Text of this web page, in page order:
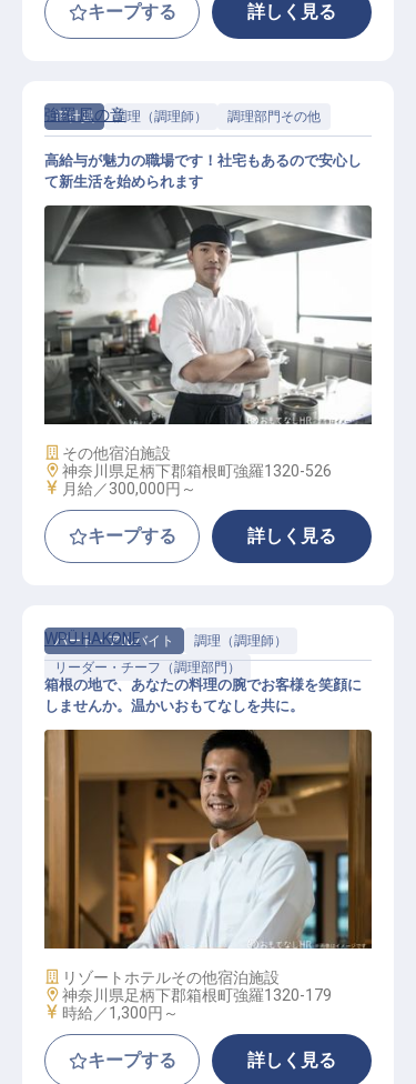
キープする 詳しく見る
正社員 調理（調理師） 調理部門その他
調理スタッフ
強羅 風の音
高給与が魅力の職場です！社宅もあるので安心し
て新生活を始められます
施設業態
その他宿泊施設
勤務地
神奈川県足柄下郡箱根町強羅1320-526
給与
月給／300,000円～
キープする 詳しく見る
パート・アルバイト
調理（調理師）
リーダー・チーフ（調理部門）
調理スタッフ
WPÜ HAKONE
箱根の地で、あなたの料理の腕でお客様を笑顔に
しませんか。温かいおもてなしを共に。
施設業態
リゾートホテルその他宿泊施設
勤務地
神奈川県足柄下郡箱根町強羅1320-179
給与
時給／1,300円～
キープする 詳しく見る